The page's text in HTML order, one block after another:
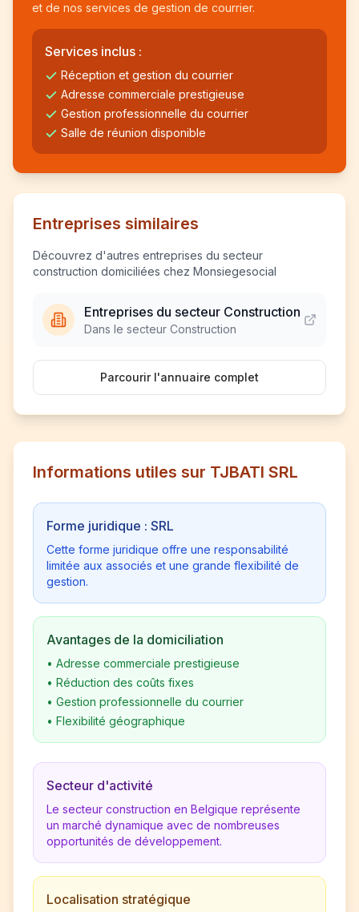
et de nos services de gestion de courrier.
Services inclus :
Réception et gestion du courrier
Adresse commerciale prestigieuse
Gestion professionnelle du courrier
Salle de réunion disponible
Entreprises similaires
Découvrez d'autres entreprises du secteur
construction domiciliées chez Monsiegesocial
Entreprises du secteur Construction
Dans le secteur Construction
Parcourir l'annuaire complet
Informations utiles sur TJBATI SRL
Forme juridique : SRL
Cette forme juridique offre une responsabilité
limitée aux associés et une grande flexibilité de
gestion.
Avantages de la domiciliation
• Adresse commerciale prestigieuse
• Réduction des coûts fixes
• Gestion professionnelle du courrier
• Flexibilité géographique
Secteur d'activité
Le secteur construction en Belgique représente
un marché dynamique avec de nombreuses
opportunités de développement.
Localisation stratégique